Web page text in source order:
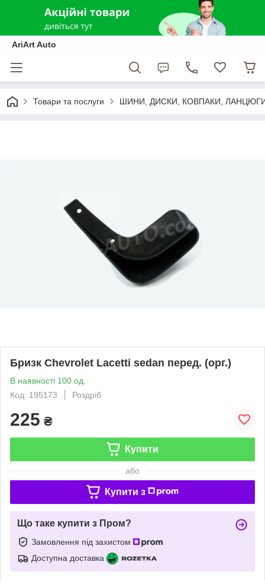
AriArt Auto
Товари та послуги ШИНИ, ДИСКИ, КОВПАКИ,
Бризк Chevrolet Lacetti sedan перед. (орг.)
В наявності 100 од.
Код: 195173
Роздріб
225 ₴
Купити
або
Купити з
Що таке купити з Пром?
Замовлення під захистом
Доступна доставка